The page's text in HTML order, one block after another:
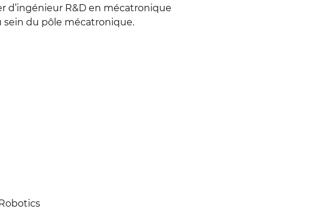
d’ingénieur R&D en mécatronique
sein du pôle mécatronique.